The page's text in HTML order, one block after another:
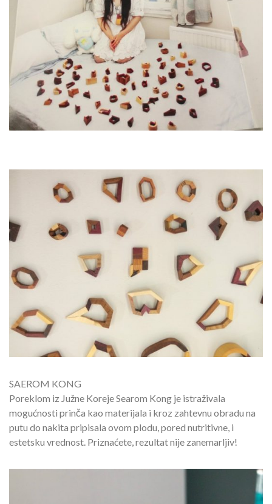
SAEROM KONG
Poreklom iz Južne Koreje Searom Kong je istraživala
mogućnosti prinča kao materijala i kroz zahtevnu obradu na
putu do nakita pripisala ovom plodu, pored nutritivne, i
estetsku vrednost. Priznaćete, rezultat nije zanemarljiv!